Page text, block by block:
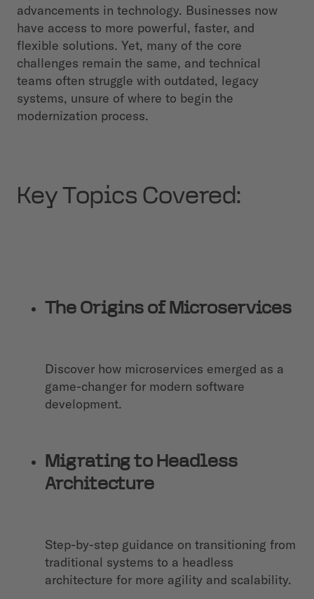
advancements in technology. Businesses now
have access to more powerful, faster, and
flexible solutions. Yet, many of the core
challenges remain the same, and technical
teams often struggle with outdated, legacy
systems, unsure of where to begin the
modernization process.
Key Topics Covered:
The Origins of Microservices
Discover how microservices emerged as a
game-changer for modern software
development.
Migrating to Headless
Architecture
Step-by-step guidance on transitioning from
traditional systems to a headless
architecture for more agility and scalability.